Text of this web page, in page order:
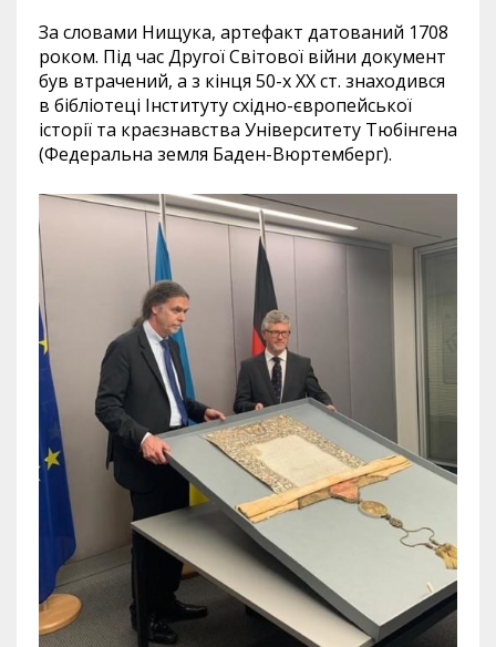
За словами Нищука, артефакт датований 1708
роком. Під час Другої Світової війни документ
був втрачений, а з кінця 50-х XX ст. знаходився
в бібліотеці Інституту східно-європейської
історії та краєзнавства Університету Тюбінгена
(Федеральна земля Баден-Вюртемберг).